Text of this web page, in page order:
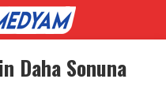
Daha Sonuna